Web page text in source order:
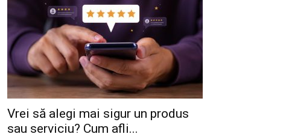
Vrei să alegi mai sigur un produs
sau serviciu? Cum afli...